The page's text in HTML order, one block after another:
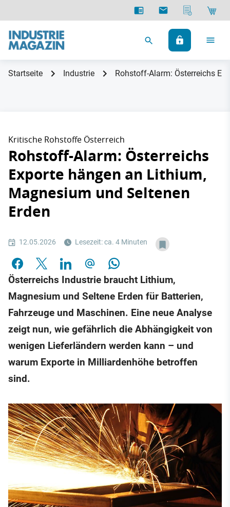
Startseite Industrie Rohstoff-Alarm: Österreichs
Kritische Rohstoffe Österreich
Rohstoff-Alarm: Österreichs
Exporte hängen an Lithium,
Magnesium und Seltenen
Erden
12.05.2026 Lesezeit: ca. 4 Minuten
Österreichs Industrie braucht Lithium,
Magnesium und Seltene Erden für Batterien,
Fahrzeuge und Maschinen. Eine neue Analyse
zeigt nun, wie gefährlich die Abhängigkeit von
wenigen Lieferländern werden kann – und
warum Exporte in Milliardenhöhe betroffen
sind.